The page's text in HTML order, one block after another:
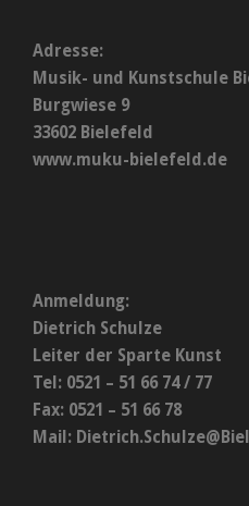
Adresse:
Musik- und Kunstschule
Burgwiese 9
33602 Bielefeld
www.muku-bielefeld.de
Anmeldung:
Dietrich Schulze
Leiter der Sparte Kunst
Tel: 0521 – 51 66 74 / 77
Fax: 0521 – 51 66 78
Mail: